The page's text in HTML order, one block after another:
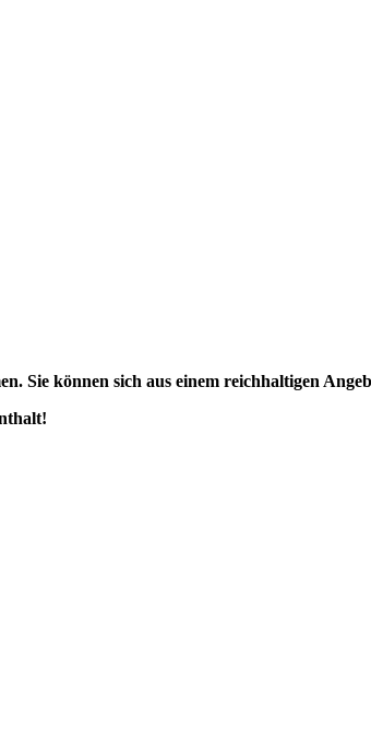
Sie können sich aus einem reichhaltigen